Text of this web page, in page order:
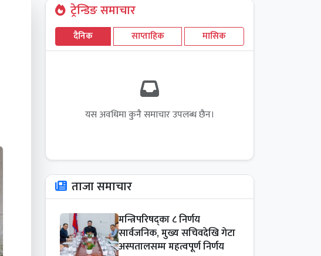
ट्रेन्डिङ समाचार
दैनिक साप्ताहिक मासिक
यस अवधिमा कुनै समाचार उपलब्ध छैन।
ताजा समाचार
मन्त्रिपरिषद्का ८ निर्णय
सार्वजनिक, मुख्य सचिवदेखि गेटा
अस्पतालसम्म महत्वपूर्ण निर्णय